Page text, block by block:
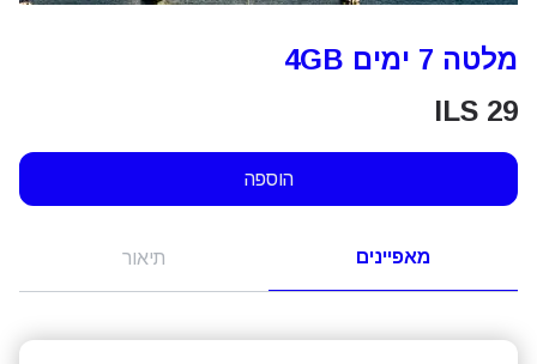
מלטה 7 ימים 4GB
ILS 29
הוספה
מאפיינים תיאור